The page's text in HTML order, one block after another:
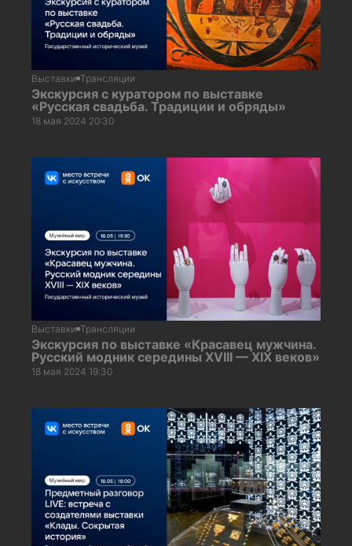
Выставки Трансляции
Экскурсия с куратором по выставке
«Русская свадьба. Традиции и обряды»
18 мая 2024 20:30
Выставки Трансляции
Экскурсия по выставке «Красавец мужчина.
Русский модник середины XVIII — XIX веков»
18 мая 2024 19:30